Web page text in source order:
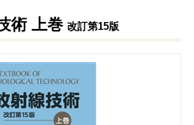
術 上巻 改訂第15版